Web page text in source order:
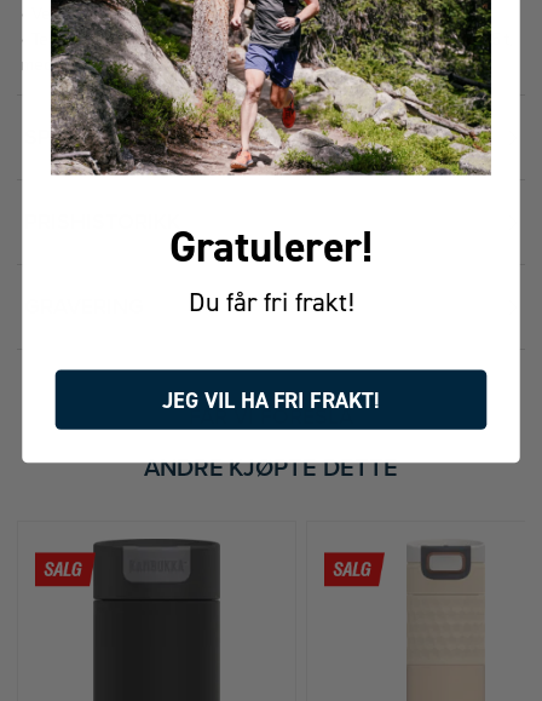
• Vekt: Ca. 320 g
• Temperaturytelse (veiledende): varm i opptil ca. 1,5 t, kald i ca. 5 t,
med is opptil ca. 20 t (avhengig av forhold)
SPESIFIKASJONER 2
FÅR VI FORESLÅ
ANDRE KJØPTE DETTE
Gratulerer!
Du får fri frakt!
JEG VIL HA FRI FRAKT!